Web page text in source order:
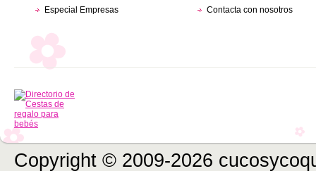
Especial Empresas
Contacta con nosotros
Copyright © 2009-2026